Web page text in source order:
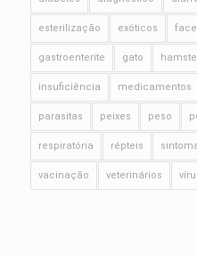
esterilização exóticos
gastroenterite gato
insuficiência medicamentos
parasitas peixes peso
respiratória répteis
vacinação veterinários